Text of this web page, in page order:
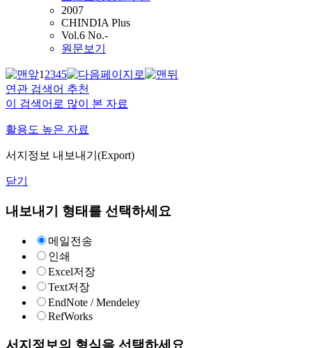
2007
CHINDIA Plus
Vol.6 No.-
원문보기
12345
연관 검색어 추천
이 검색어로 많이 본 자료
활용도 높은 자료
서지정보 내보내기(Export)
닫기
내보내기 형태를 선택하세요
메일전송
인쇄
Excel저장
Text저장
EndNote / Mendeley
RefWorks
서지정보의 형식을 선택하세요